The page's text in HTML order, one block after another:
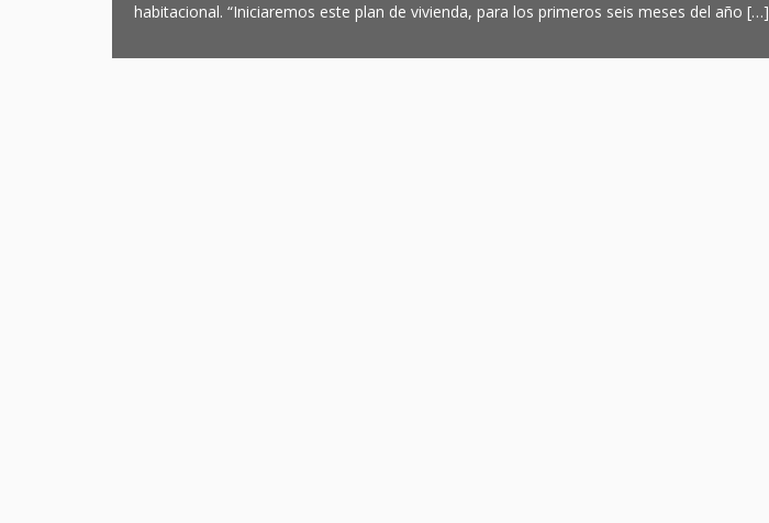
habitacional. “Iniciaremos este plan de vivienda, para los primeros seis meses del año […]